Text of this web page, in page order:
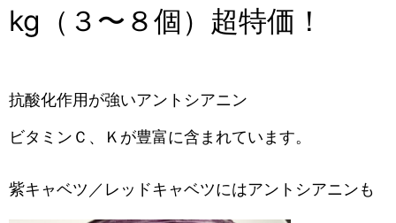
kg（３〜８個）超特価！
抗酸化作用が強いアントシアニン
ビタミンＣ、Ｋが豊富に含まれています。
紫キャベツ／レッドキャベツにはアントシアニンも